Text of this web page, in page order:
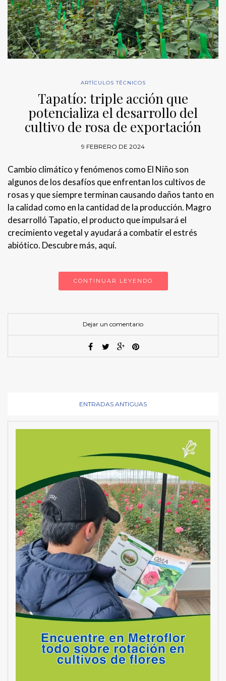
ARTÍCULOS TÉCNICOS
Tapatío: triple acción que
potencializa el desarrollo del
cultivo de rosa de exportación
9 FEBRERO DE 2024
Cambio climático y fenómenos como El Niño son
algunos de los desafíos que enfrentan los cultivos de
rosas y que siempre terminan causando daños tanto en
la calidad como en la cantidad de la producción. Magro
desarrolló Tapatio, el producto que impulsará el
crecimiento vegetal y ayudará a combatir el estrés
abiótico. Descubre más, aquí.
CONTINUAR LEYENDO
Dejar un comentario
ENTRADAS ANTIGUAS